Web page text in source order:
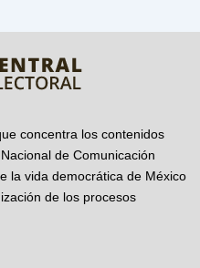
concentra los contenidos
de Comunicación
la vida democrática de México
de los procesos